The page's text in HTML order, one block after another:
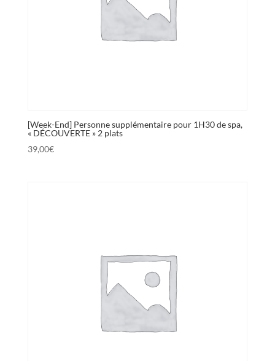
[Week-End] Personne supplémentaire pour 1H30 de spa,
« DÉCOUVERTE » 2 plats
39,00€